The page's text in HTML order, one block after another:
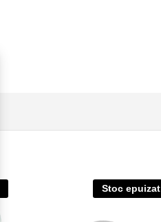
Stoc epuizat